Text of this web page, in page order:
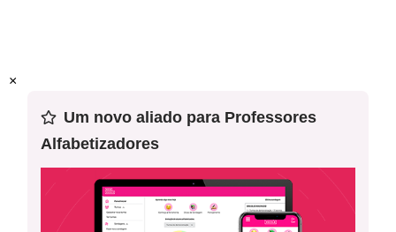
terrestre
×
Um novo aliado para Professores
Alfabetizadores